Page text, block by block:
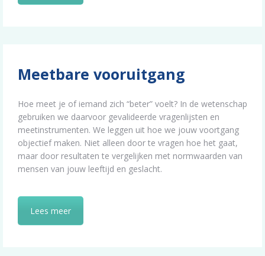
Meetbare vooruitgang
Hoe meet je of iemand zich “beter” voelt? In de wetenschap
gebruiken we daarvoor gevalideerde vragenlijsten en
meetinstrumenten. We leggen uit hoe we jouw voortgang
objectief maken. Niet alleen door te vragen hoe het gaat,
maar door resultaten te vergelijken met normwaarden van
mensen van jouw leeftijd en geslacht.
Lees meer